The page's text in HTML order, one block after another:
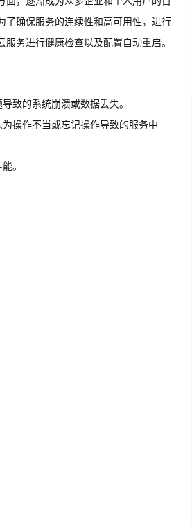
了确保服务的连续性和高可用性，进行
务进行健康检查以及配置自动重启。
致的系统崩溃或数据丢失。
操作不当或忘记操作导致的服务中
。